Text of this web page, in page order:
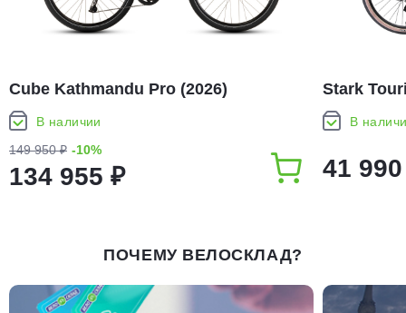
Cube Kathmandu Pro (2026)
В наличии
149 950 ₽ -10%
134 955 ₽
Stark
В
41
ПОЧЕМУ ВЕЛОСКЛАД?